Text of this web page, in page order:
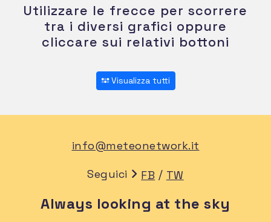
Utilizzare le frecce per scorrere
tra i diversi grafici oppure
cliccare sui relativi bottoni
Visualizza tutti
info@meteonetwork.it
Seguici FB / TW
Always looking at the sky